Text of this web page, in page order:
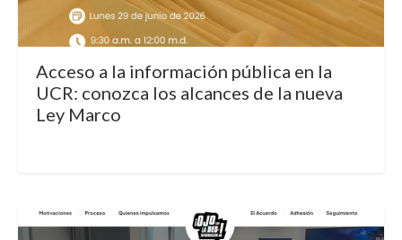
Acceso a la información pública en la
UCR: conozca los alcances de la nueva
Ley Marco